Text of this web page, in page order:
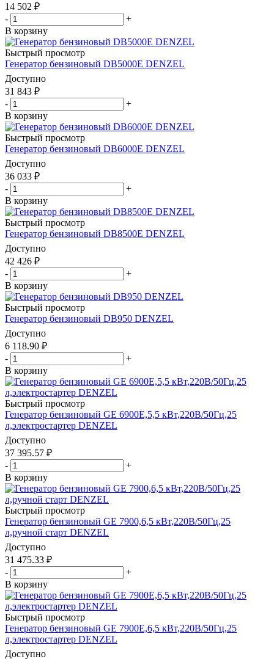
14 502 ₽
-
+
В корзину
Быстрый просмотр
Генератор бензиновый DB5000Е DENZEL
Доступно
31 843 ₽
-
+
В корзину
Быстрый просмотр
Генератор бензиновый DB6000Е DENZEL
Доступно
36 033 ₽
-
+
В корзину
Быстрый просмотр
Генератор бензиновый DB8500Е DENZEL
Доступно
42 426 ₽
-
+
В корзину
Быстрый просмотр
Генератор бензиновый DB950 DENZEL
Доступно
6 118.90 ₽
-
+
В корзину
Быстрый просмотр
Генератор бензиновый GE 6900E,5,5 кВт,220В/50Гц,25
л,электростартер DENZEL
Доступно
37 395.57 ₽
-
+
В корзину
Быстрый просмотр
Генератор бензиновый GE 7900,6,5 кВт,220В/50Гц,25
л,ручной старт DENZEL
Доступно
31 475.33 ₽
-
+
В корзину
Быстрый просмотр
Генератор бензиновый GE 7900E,6,5 кВт,220В/50Гц,25
л,электростартер DENZEL
Доступно